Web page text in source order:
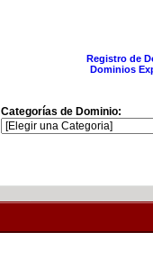
Registro de
Dominios
Categorías de Dominio: